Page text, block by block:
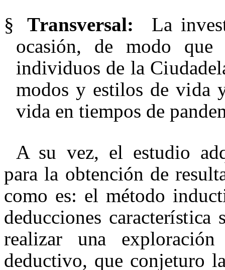
§
Transversal: La
ocasión, de modo que
individuos de la Ciudadel
modos y estilos de vida
vida entiempos de pand
A su vez, el estudio a
para la obtención de resu
como es: el método induct
deducciones característica
realizar una exploraci
deductivo, que conjeturo